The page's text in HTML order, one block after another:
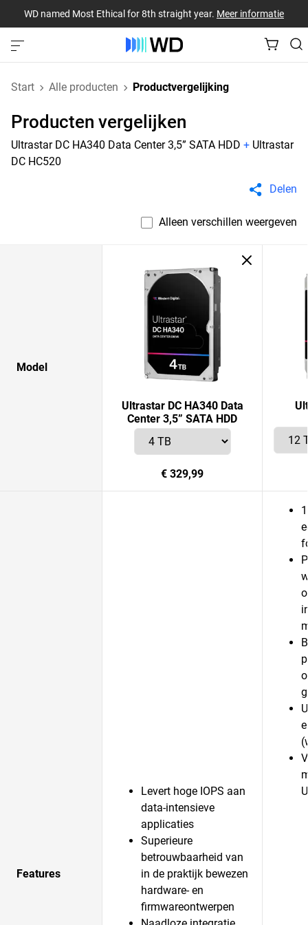
WD named Most Ethical for 8th straight year. Meer informatie
Start Alle producten Productvergelijking
Producten vergelijken
Ultrastar DC HA340 Data Center 3,5” SATA HDD + Ultrastar
DC HC520
Delen
Alleen verschillen weergeven
Model
Ultrastar DC HA340 Data
Center 3,5” SATA HDD
€ 329,99
Features
Levert hoge IOPS aan
data-intensieve
applicaties
Superieure
betrouwbaarheid van
in de praktijk bewezen
hardware- en
firmwareontwerpen